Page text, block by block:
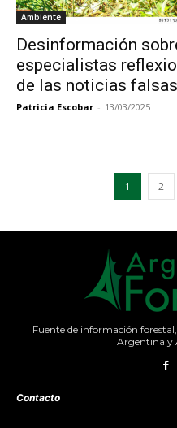
Ambiente
Desinformación
especialistas
de las noticias
Patricia Escobar - 13/03/2025
1 2
Fuente de información
Argentina y
Contacto